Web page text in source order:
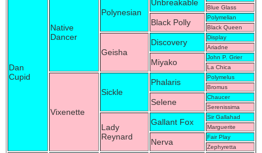
Dan
Cupid
Native
Dancer
Polynesian
Unbreakable
Blue Glass
Black Polly
Polymelian
Black Queen
Geisha
Discovery
Display
Ariadne
Miyako
John P. Grier
La Chica
Vixenette
Sickle
Phalaris
Polymelus
Bromus
Selene
Chaucer
Serenissima
Lady
Reynard
Gallant Fox
Sir Gallahad
Marguerite
Nerva
Fair Play
Zephyretta